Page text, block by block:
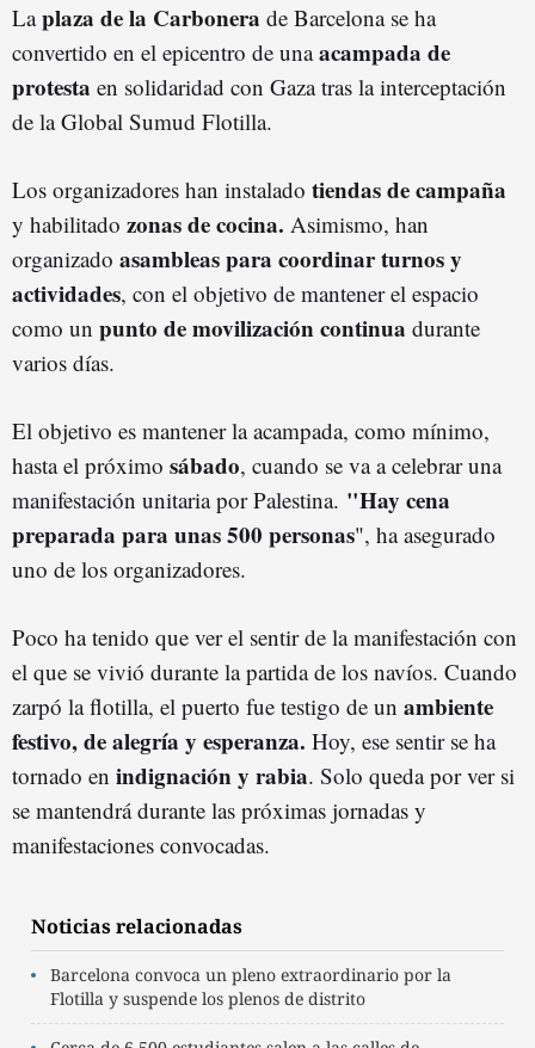
Laplaza de la Carbonera de Barcelona se ha
convertido en el epicentro de unaacampada de
protesta en solidaridad con Gaza tras la interceptación
de la Global Sumud Flotilla.
Los organizadores han instalado tiendas de campaña
y habilitado zonas de cocina. Asimismo, han
organizado asambleas para coordinar turnos y
actividades, con el objetivo de mantener el espacio
como un punto de movilización continua durante
varios días.
El objetivo es mantener la acampada, como mínimo,
hasta el próximo sábado, cuando se va a celebrar una
manifestación unitaria por Palestina. "Hay cena
preparada para unas 500 personas", ha asegurado
uno de los organizadores.
Poco ha tenido que ver el sentir de la manifestación con
el que se vivió durante la partida de los navíos. Cuando
zarpó la flotilla, el puerto fue testigo de un ambiente
festivo, de alegría y esperanza. Hoy, ese sentir se ha
tornado en indignación y rabia. Solo queda por ver si
se mantendrá durante las próximas jornadas y
manifestaciones convocadas.
Noticias relacionadas
Barcelona convoca un pleno extraordinario por la
Flotilla y suspende los plenos de distrito